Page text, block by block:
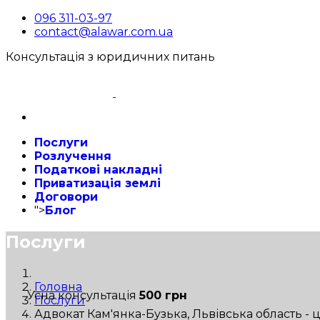
096 311-03-97
contact@alawar.com.ua
Консультація з юридичних питань
Послуги
Розлучення
Податкові накладні
Приватизація землі
Договори
">Блог
Послуги
Головна
Послуги
Адвокат Кам'янка-Бузька, Львівська область -
Усна консультація500 грн